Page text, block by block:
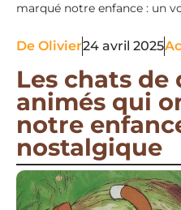
marqué notre enfance : un
De Olivier24 avril 2025
Les chats de
animés qui
notre
nostalgique